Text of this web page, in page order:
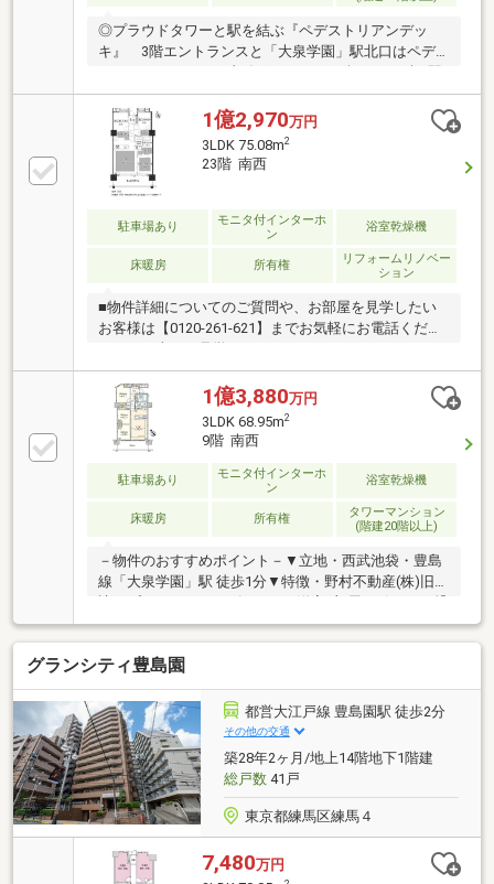
◎プラウドタワーと駅を結ぶ『ペデストリアンデッ
キ』 3階エントランスと「大泉学園」駅北口はペデ
へ。1階からはタクシープールやバス乗り場に アク
セスでき、電車以外の交通手段もスムーズに利用でき
ます。◎駅前再開発プロジェクトによる、 住宅・商
業・公益施設が一体となったタワーマンション◎【ウ
ォークインクローゼット】◎【専用トランクルーム】
お部屋専用スペースで季節物も収納可。◎【ペット】
飼育可能（規約制限有）◎【オートロック、宅配ボッ
1億2,970万円
3LDK 75.08m2
23階 南西
駐車場あり
モニタ付インターホ
ン
浴室乾燥機
床暖房 所有権
リフォームリノベー
ション
■物件詳細についてのご質問や、お部屋を見学したい
お客様は【0120-261-621】までお気軽にお電話くださ
スは、スター・マイカ・ホールディングス（東証プラ
イム上場）のグループ会社です○令和8年6月16日 リ
フォーム済み・クロス張替・キッチン一部交換・ユニ
ットバス一部交換・トイレ本体交換・洗面台水栓交
換・給湯器交換などご案内・資料のご請求はお気軽に
ご連絡くださいませ ※お電話の場合：0120-261-621※メ
ールの場合：【資料請求】ボタンをクリック
1億3,880万円
3LDK 68.95m2
9階 南西
駐車場あり
モニタ付インターホ
ン
浴室乾燥機
床暖房 所有権
タワーマンション
(階建20階以上)
－物件のおすすめポイント－▼立地・西武池袋・豊島
線「大泉学園」駅 徒歩1分▼特徴・野村不動産(株)旧分
がる回遊性のある間取り・会話が弾む対面式キッチ
ン、ディスポーザー付・WICなどの収納を確保、専用
トランクルーム有・富士山を望む眺望(天候による)・
24時間ゴミ出し可・ゲストルーム等、多彩な共用施設
有・共用部分にペット足洗い場を設置▼設備・床暖
房・浴室乾燥機・ダブルオートロック・宅配ボックス
■ ご希望の住まい探しをお手伝いします
━━━━━・・・物件の詳細・ご相談はお気軽にお問
い合わせください。
グランシティ豊島園
都営大江戸線 豊島園駅 徒歩2分
その他の交通
築28年2ヶ月/地上14階地下1階建
総戸数41戸
東京都練馬区練馬４
7,480万円